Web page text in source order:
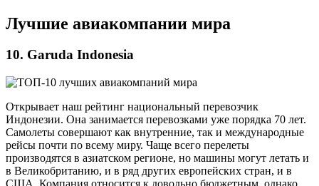
Лучшие авиакомпании мира
10. Garuda Indonesia
Открывает наш рейтинг национальный перевозчик
Индонезии. Она занимается перевозками уже порядка 70 лет.
Самолеты совершают как внутренние, так и международные
рейсы почти по всему миру. Чаще всего перелеты
производятся в азиатском регионе, но машины могут летать и
в Великобританию, и в ряд других европейских стран, и в